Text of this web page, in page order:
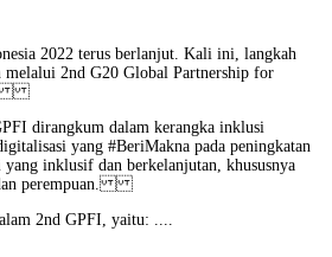
2022 terus berlanjut. Kali ini, langkah
melalui 2nd G20 Global Partnership for
dirangkum dalam kerangka inklusi
yang #BeriMakna pada peningkatan
inklusif dan berkelanjutan, khususnya
dan perempuan.
2nd GPFI, yaitu: ....